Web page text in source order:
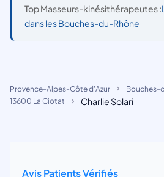
Top Masseurs-kinésithérapeutes :
dans les Bouches-du-Rhône
Provence-Alpes-Côte d'Azur
Bouches-
13600 La Ciotat
Charlie Solari
Avis Patients Vérifiés